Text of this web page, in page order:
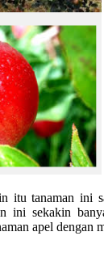
itu tanaman ini
ini sekakin
apel dengan